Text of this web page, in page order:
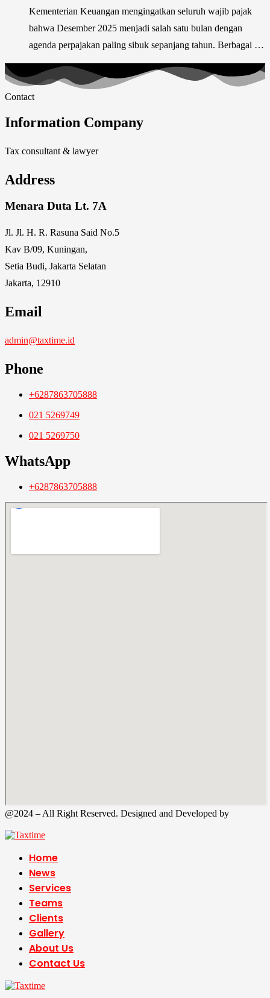
Kementerian Keuangan mengingatkan seluruh wajib pajak
bahwa Desember 2025 menjadi salah satu bulan dengan
agenda perpajakan paling sibuk sepanjang tahun. Berbagai …
Contact
Information Company
Tax consultant & lawyer
Address
Menara Duta Lt. 7A
Jl. Jl. H. R. Rasuna Said No.5
Kav B/09, Kuningan,
Setia Budi, Jakarta Selatan
Jakarta, 12910
Email
admin@taxtime.id
Phone
+6287863705888
021 5269749
021 5269750
WhatsApp
+6287863705888
@2024 – All Right Reserved. Designed and Developed by
Home
News
Services
Teams
Clients
Gallery
About Us
Contact Us